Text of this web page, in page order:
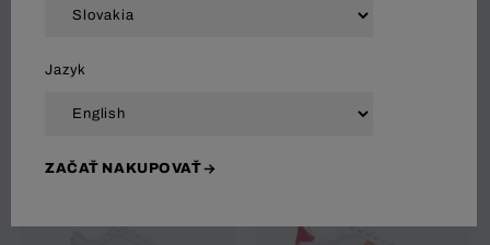
Jazyk
ZAČAŤ NAKUPOVAŤ